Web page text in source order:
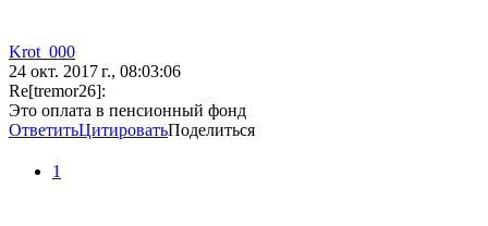
Krot_000
24 окт. 2017 г., 08:03:06
Re[tremor26]:
Это оплата в пенсионный фонд
ОтветитьЦитироватьПоделиться
1